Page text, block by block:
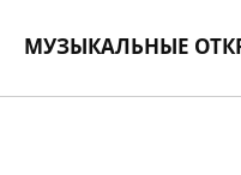
МУЗЫКАЛЬНЫЕ